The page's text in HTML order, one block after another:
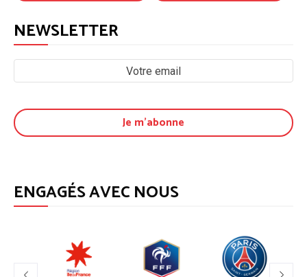
NEWSLETTER
ENGAGÉS AVEC NOUS